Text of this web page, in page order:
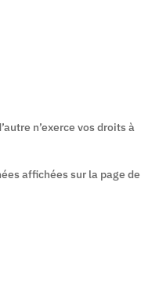
n’exerce vos droits à
affichées sur la page de